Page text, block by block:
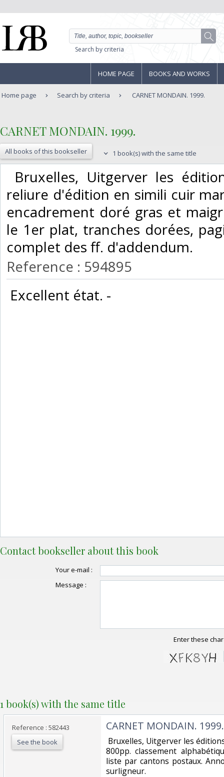
Search by criteria
HOME PAGE BOOKS AND WORKS
Home page Search by criteria CARNET MONDAIN. 1999.
‎CARNET MONDAIN. 1999.‎
All books of this bookseller 1 book(s) with the same title
Bruxelles, Uitgerver les
reliure d'édition en simili cuir
encadrement doré gras et
le 1er plat, tranches dorées,
complet des ff. d'addendum. ‎
Reference : 594895
‎ Excellent état. - ‎
Contact bookseller about this book
Your e-mail :
Message :
Enter these
1 book(s) with the same title
Reference : 582443
See the book
‎CARNET MONDAIN. 1999.‎
Bruxelles, Uitgerver les
800pp. classement
liste par cantons postaux.
surligneur. ‎